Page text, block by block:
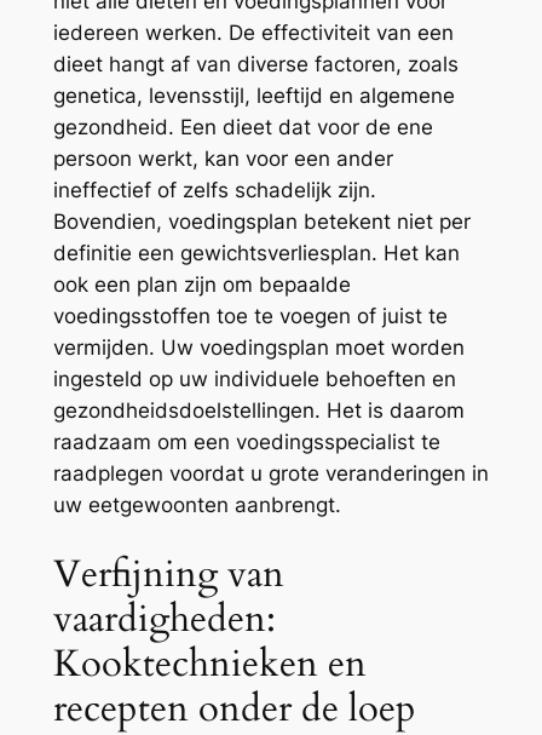
iedereen werken. De effectiviteit van een
dieet hangt af van diverse factoren, zoals
genetica, levensstijl, leeftijd en algemene
gezondheid. Een dieet dat voor de ene
persoon werkt, kan voor een ander
ineffectief of zelfs schadelijk zijn.
Bovendien, voedingsplan betekent niet per
definitie een gewichtsverliesplan. Het kan
ook een plan zijn om bepaalde
voedingsstoffen toe te voegen of juist te
vermijden. Uw voedingsplan moet worden
ingesteld op uw individuele behoeften en
gezondheidsdoelstellingen. Het is daarom
raadzaam om een voedingsspecialist te
raadplegen voordat u grote veranderingen in
uw eetgewoonten aanbrengt.
Verfijning van
vaardigheden:
Kooktechnieken en
recepten onder de loep